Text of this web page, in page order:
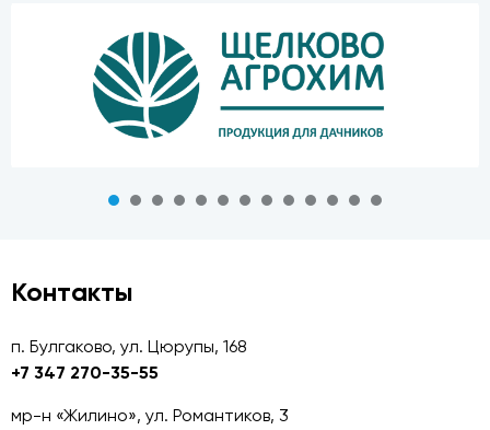
Контакты
п. Булгаково, ул. Цюрупы, 168
+7 347 270-35-55
мр-н «Жилино», ул. Романтиков, 3